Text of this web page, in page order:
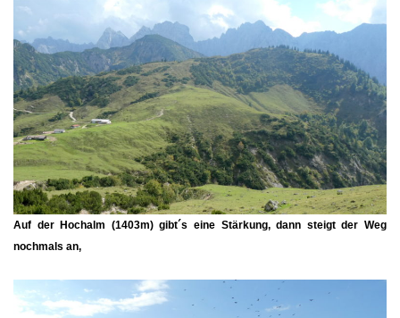
Auf der Hochalm (1403m) gibt´s eine Stärkung, dann steigt der Weg
nochmals an,